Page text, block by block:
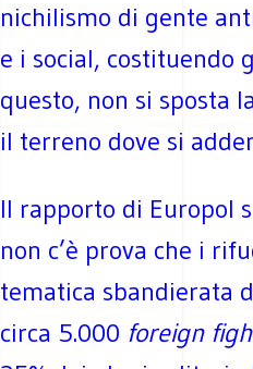
nichilismo di gente
e i social, costituendo
questo, non si sposta
il terreno dove si
Il rapporto di Europol
non c’è prova che i
tematica sbandierata
circa 5.000 foreign